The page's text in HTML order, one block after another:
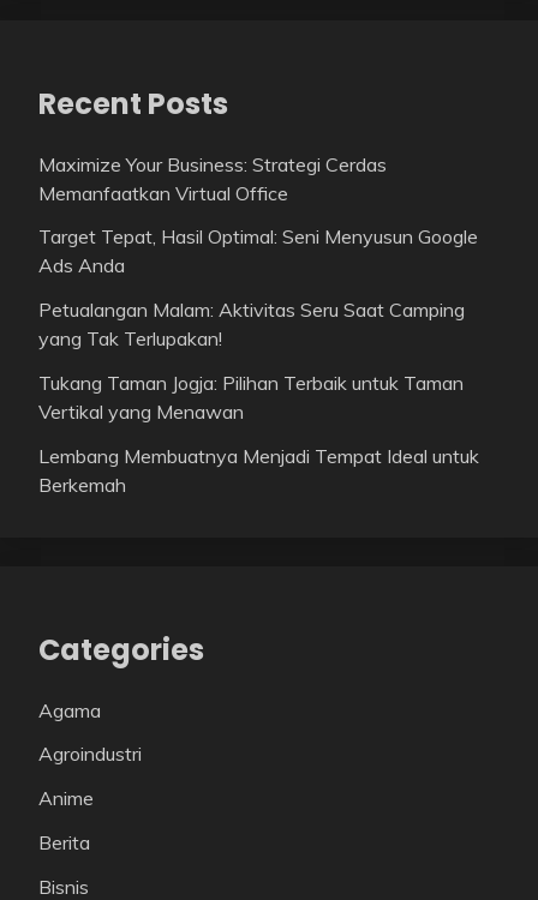
Recent Posts
Maximize Your Business: Strategi Cerdas
Memanfaatkan Virtual Office
Target Tepat, Hasil Optimal: Seni Menyusun Google
Ads Anda
Petualangan Malam: Aktivitas Seru Saat Camping
yang Tak Terlupakan!
Tukang Taman Jogja: Pilihan Terbaik untuk Taman
Vertikal yang Menawan
Lembang Membuatnya Menjadi Tempat Ideal untuk
Berkemah
Categories
Agama
Agroindustri
Anime
Berita
Bisnis